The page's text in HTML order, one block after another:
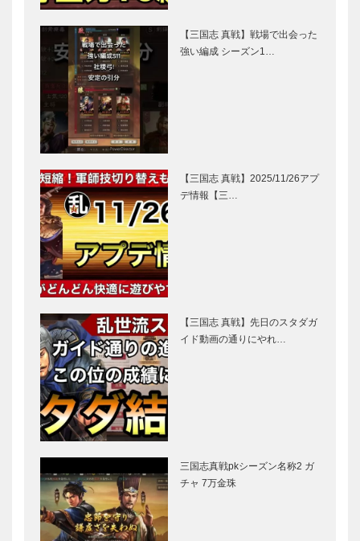
【三国志 真戦】戦場で出会った
強い編成 シーズン1…
【三国志 真戦】2025/11/26アプ
デ情報【三…
【三国志 真戦】先日のスタダガ
イド動画の通りにやれ…
三国志真戦pkシーズン名称2 ガ
チャ 7万金珠